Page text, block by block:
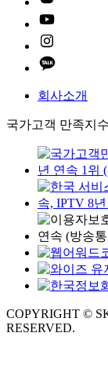
회사소개
국가고객 만족지
COPYRIGHT ©
RESERVED.